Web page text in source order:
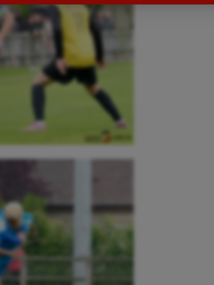
Parkour
Patinage artistique
Plongée
Randonnée / Marche
Roller-derby